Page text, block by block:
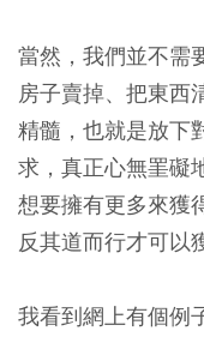
當然，我們並不需
房子賣掉、把東
精髓，也就是放下
求，真正心無罣礙
想要擁有更多來獲
反其道而行才可以
我看到網上有個例